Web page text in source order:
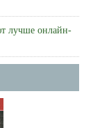
лучше онлайн-